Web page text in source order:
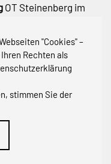
"Cookies" –
Rechten als
stimmen Sie der
OT Steinenberg im
Günterstal –Stadt
für